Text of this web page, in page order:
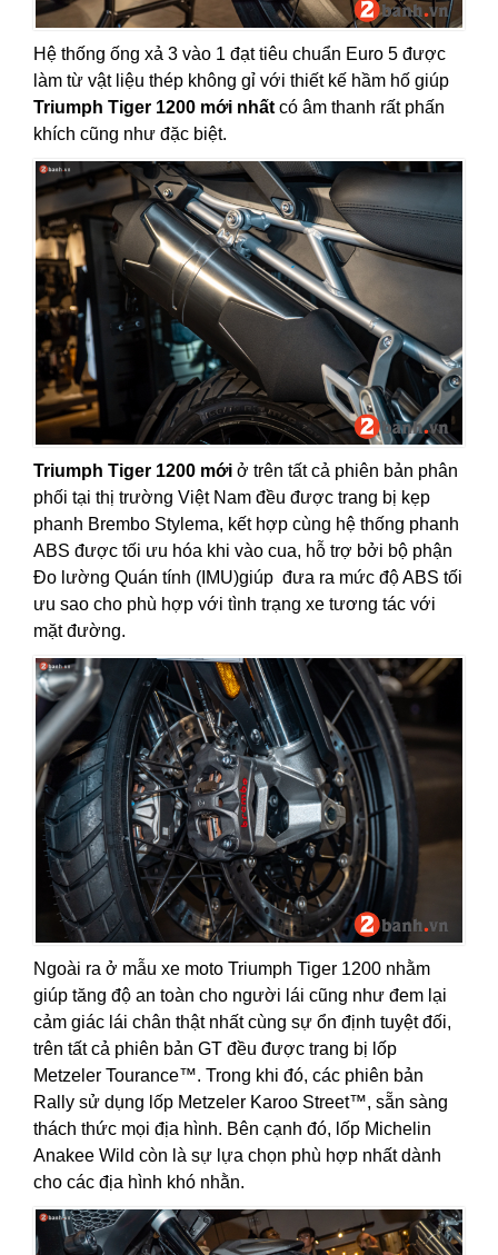
Hệ thống ống xả 3 vào 1 đạt tiêu chuẩn Euro 5 được
làm từ vật liệu thép không gỉ với thiết kế hầm hố giúp
Triumph Tiger 1200 mới nhất có âm thanh rất phấn
khích cũng như đặc biệt.
Triumph Tiger 1200 mới ở trên tất cả phiên bản phân
phối tại thị trường Việt Nam đều được trang bị kẹp
phanh Brembo Stylema, kết hợp cùng hệ thống phanh
ABS được tối ưu hóa khi vào cua, hỗ trợ bởi bộ phận
Đo lường Quán tính (IMU)giúp đưa ra mức độ ABS tối
ưu sao cho phù hợp với tình trạng xe tương tác với
mặt đường.
Ngoài ra ở mẫu xe moto Triumph Tiger 1200 nhằm
giúp tăng độ an toàn cho người lái cũng như đem lại
cảm giác lái chân thật nhất cùng sự ổn định tuyệt đối,
trên tất cả phiên bản GT đều được trang bị lốp
Metzeler Tourance™. Trong khi đó, các phiên bản
Rally sử dụng lốp Metzeler Karoo Street™, sẵn sàng
thách thức mọi địa hình. Bên cạnh đó, lốp Michelin
Anakee Wild còn là sự lựa chọn phù hợp nhất dành
cho các địa hình khó nhằn.